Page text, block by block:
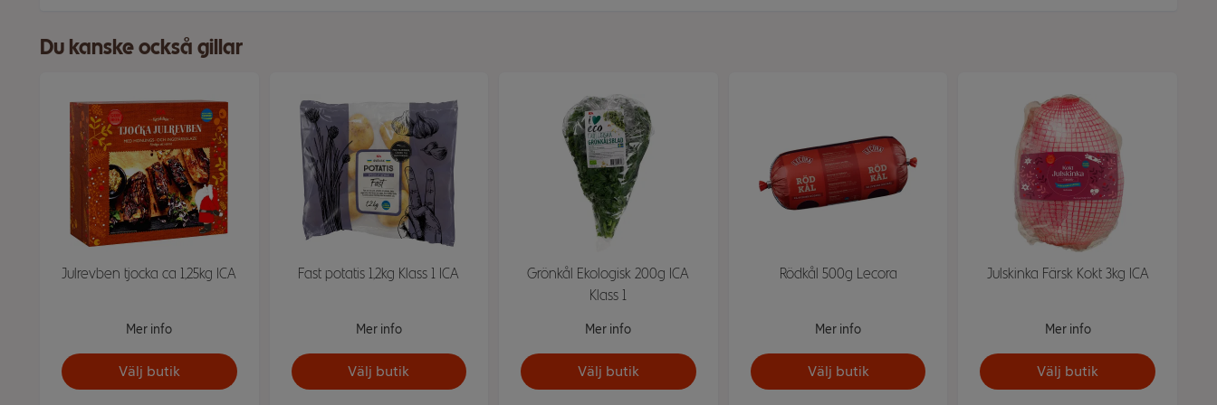
Du kanske också gillar
Julrevben tjocka ca 1,25kg ICA
Mer info
Välj butik
Fast potatis 1,2kg Klass 1 ICA
Mer info
Välj butik
Grönkål Ekologisk 200g ICA
Klass 1
Mer info
Välj butik
Rödkål 500g Lecora
Mer info
Välj butik
Julskinka Färsk Kokt 3kg ICA
Mer info
Välj butik